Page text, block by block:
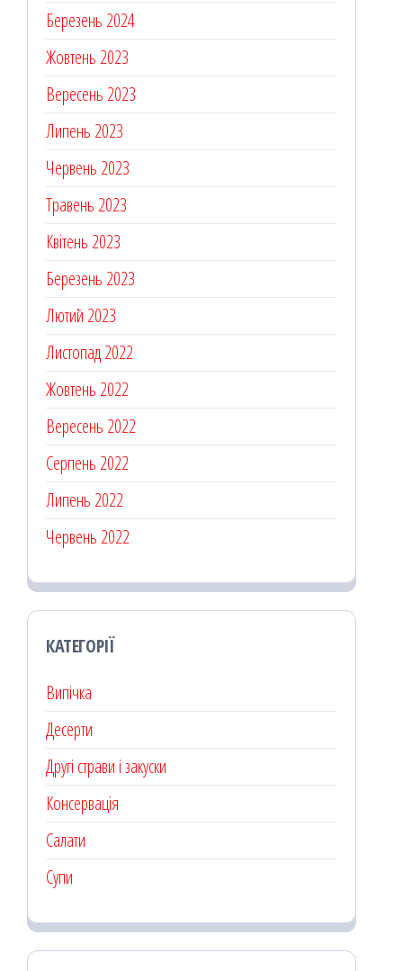
Березень 2024
Жовтень 2023
Вересень 2023
Липень 2023
Червень 2023
Травень 2023
Квітень 2023
Березень 2023
Лютий 2023
Листопад 2022
Жовтень 2022
Вересень 2022
Серпень 2022
Липень 2022
Червень 2022
КАТЕГОРІЇ
Випічка
Десерти
Другі страви і закуски
Консервація
Салати
Супи